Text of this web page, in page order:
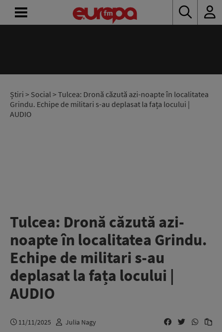
Știri > Social> Tulcea: Dronă căzută azi-noapte în localitatea
Grindu. Echipe de militari s-au deplasat la fața locului |
AUDIO
Tulcea: Dronă căzută azi-
noapte în localitatea Grindu.
Echipe de militari s-au
deplasat la fața locului |
AUDIO
11/11/2025 Julia Nagy
RADIO
CONCURSURI